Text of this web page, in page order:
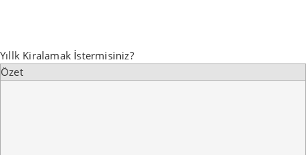
Yıllk Kiralamak İstermisiniz?
Özet